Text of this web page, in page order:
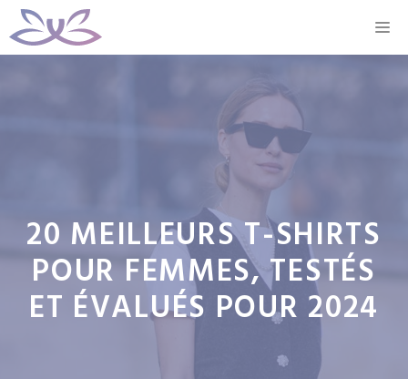
Aller
au
20 MEILLEURS T-SHIRTS
POUR FEMMES, TESTÉS
ET ÉVALUÉS POUR 2024